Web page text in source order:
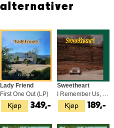
alternativer
Kjøp
Lady Friend
First One Out (LP)
349,- Kjøp
Sweetheart
I Remember Us, My Dear (12")
189,-